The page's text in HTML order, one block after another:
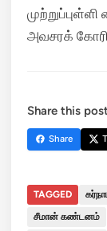
அவசரக்
Share this
Share
TAGGED
சீமான் கண்டனம்